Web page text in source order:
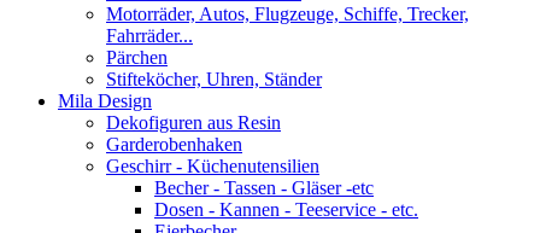
Motorräder, Autos, Flugzeuge, Schiffe, Trecker,
Fahrräder...
Pärchen
Stifteköcher, Uhren, Ständer
Mila Design
Dekofiguren aus Resin
Garderobenhaken
Geschirr - Küchenutensilien
Becher - Tassen - Gläser -etc
Dosen - Kannen - Teeservice - etc.